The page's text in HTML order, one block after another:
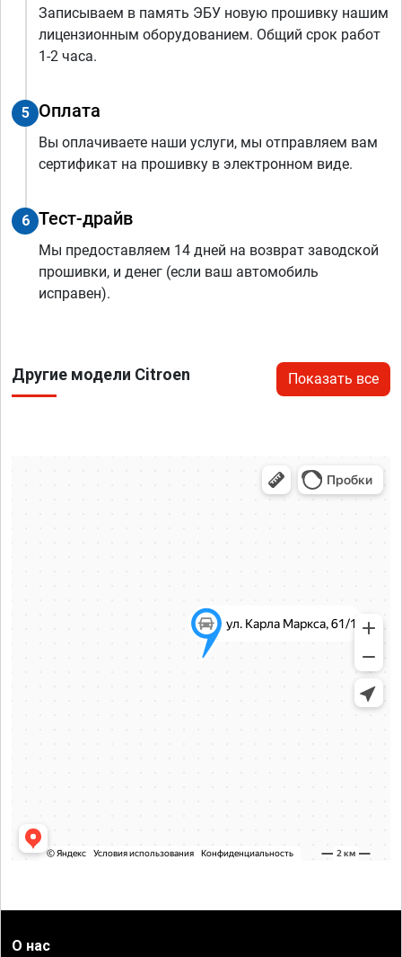
Записываем в память ЭБУ новую прошивку нашим
лицензионным оборудованием. Общий срок работ
1-2 часа.
5 Оплата
Вы оплачиваете наши услуги, мы отправляем вам
сертификат на прошивку в электронном виде.
6 Тест-драйв
Мы предоставляем 14 дней на возврат заводской
прошивки, и денег (если ваш автомобиль
исправен).
Другие модели Citroen Показать все
О нас